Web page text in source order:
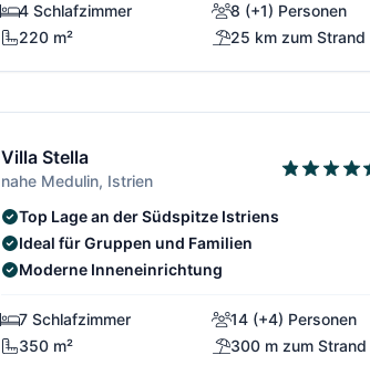
4 Schlafzimmer
8 (+1) Personen
220 m²
25 km zum Strand
Villa Stella
nahe Medulin, Istrien
Top Lage an der Südspitze Istriens
Ideal für Gruppen und Familien
Moderne Inneneinrichtung
7 Schlafzimmer
14 (+4) Personen
350 m²
300 m zum Strand